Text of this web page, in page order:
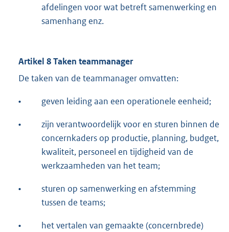
afdelingen voor wat betreft samenwerking en
samenhang enz.
Artikel 8 Taken teammanager
De taken van de teammanager omvatten:
• geven leiding aan een operationele eenheid;
•
zijn verantwoordelijk voor en sturen binnen de
concernkaders op productie, planning, budget,
kwaliteit, personeel en tijdigheid van de
werkzaamheden van het team;
•
sturen op samenwerking en afstemming
tussen de teams;
•
het vertalen van gemaakte (concernbrede)